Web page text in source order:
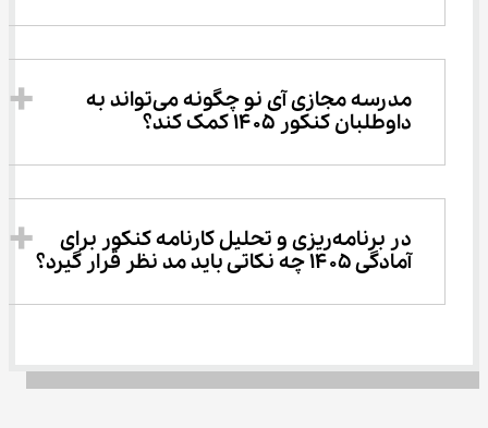
مدرسه مجازی آی نو چگونه می‌تواند به
داوطلبان کنکور ۱۴۰۵ کمک کند؟
در برنامه‌ریزی و تحلیل کارنامه کنکور برای
آمادگی ۱۴۰۵ چه نکاتی باید مد نظر قرار گیرد؟